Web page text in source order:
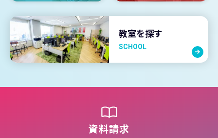
教室を探す
SCHOOL
資料請求